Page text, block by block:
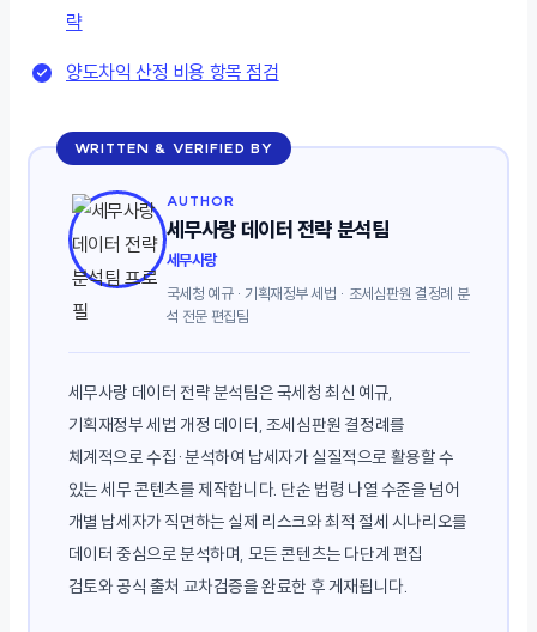
략
양도차익 산정 비용 항목 점검
WRITTEN & VERIFIED BY
AUTHOR
세무사랑 데이터 전략 분석팀
세무사랑
국세청 예규 · 기획재정부 세법 · 조세심판원 결정례 분
석 전문 편집팀
세무사랑 데이터 전략 분석팀은 국세청 최신 예규,
기획재정부 세법 개정 데이터, 조세심판원 결정례를
체계적으로 수집·분석하여 납세자가 실질적으로 활용할 수
있는 세무 콘텐츠를 제작합니다. 단순 법령 나열 수준을 넘어
개별 납세자가 직면하는 실제 리스크와 최적 절세 시나리오를
데이터 중심으로 분석하며, 모든 콘텐츠는 다단계 편집
검토와 공식 출처 교차검증을 완료한 후 게재됩니다.